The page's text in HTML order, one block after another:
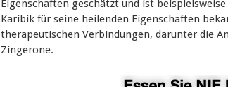
Eigenschaften geschätzt und ist
Karibik für seine heilenden Eigenschaften
therapeutischen Verbindungen, darunter die
Zingerone.